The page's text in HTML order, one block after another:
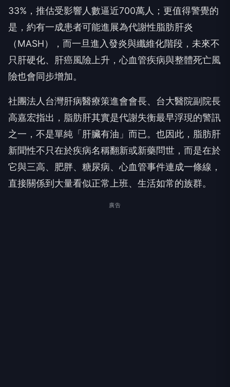
33%，推估受影響人數逼近700萬人；更值得警覺的
是，約有一成患者可能進展為代謝性脂肪肝炎
（MASH），而一旦進入發炎與纖維化階段，未來不
只肝硬化、肝癌風險上升，心血管疾病與整體死亡風
險也會同步增加。
社團法人台灣肝病醫療策進會會長、台大醫院副院長
高嘉宏指出，脂肪肝其實是代謝失衡最早浮現的警訊
之一，不是單純「肝臟有油」而已。也因此，脂肪肝
新聞性不只在於疾病名稱翻新或新藥問世，而是在於
它與三高、肥胖、糖尿病、心血管事件連成一條線，
直接關係到大量看似正常上班、生活如常的族群。
廣告